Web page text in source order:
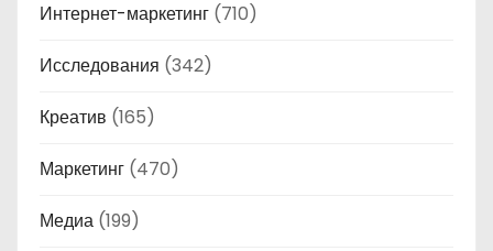
Интернет-маркетинг (710)
Исследования (342)
Креатив (165)
Маркетинг (470)
Медиа (199)